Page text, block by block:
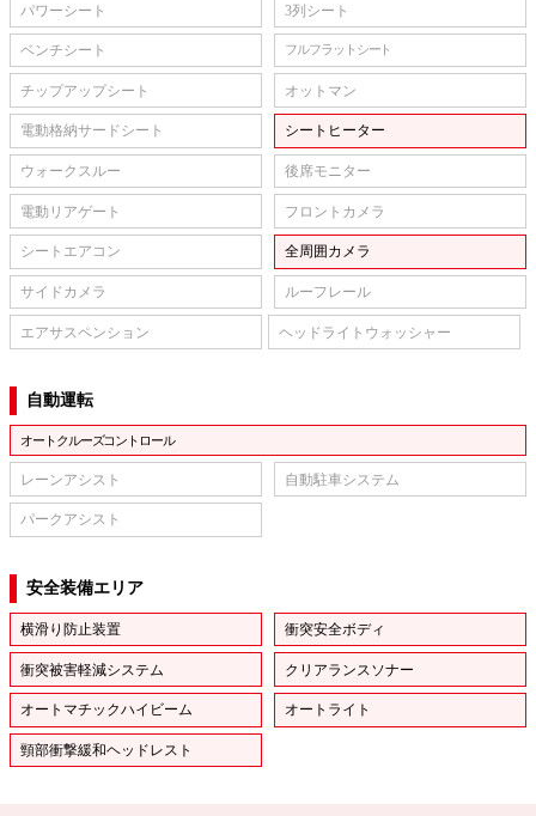
パワーシート 3列シート
ベンチシート フルフラットシート
チップアップシート オットマン
電動格納サードシート シートヒーター
ウォークスルー 後席モニター
電動リアゲート フロントカメラ
シートエアコン 全周囲カメラ
サイドカメラ ルーフレール
エアサスペンション ヘッドライトウォッシャー
自動運転
オートクルーズコントロール
レーンアシスト 自動駐車システム
パークアシスト
安全装備エリア
横滑り防止装置 衝突安全ボディ
衝突被害軽減システム クリアランスソナー
オートマチックハイビーム オートライト
頸部衝撃緩和ヘッドレスト